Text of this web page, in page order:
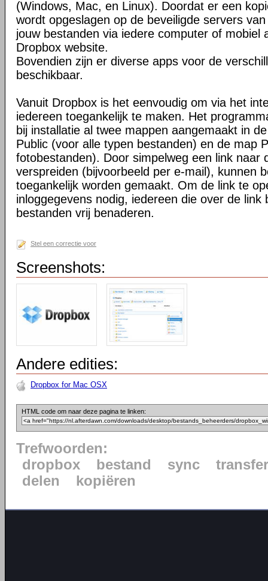
(Windows, Mac, en Linux). Doordat er een
wordt opgeslagen op de beveiligde servers
jouw bestanden via iedere computer of mobiel
Dropbox website.
Bovendien zijn er diverse apps voor de
beschikbaar.
Vanuit Dropbox is het eenvoudig om via het
iedereen toegankelijk te maken. Het
bij installatie al twee mappen aangemaakt in
Public (voor alle typen bestanden) en de map
fotobestanden). Door simpelweg een link naar
verspreiden (bijvoorbeeld per e-mail), kunnen
toegankelijk worden gemaakt. Om de link te
inloggegevens nodig, iedereen die over de link
bestanden vrij benaderen.
Stel een correctie voor
Screenshots:
Andere edities:
Dropbox for Mac OSX
HTML code om naar deze pagina te linken:
Trefwoorden:
dropbox
bestand sync
transfer
delen
kopiëren